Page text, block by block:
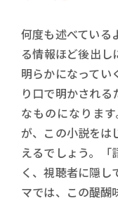
何度も述べている
る情報ほど後出し
明らかになってい
り口で明かされる
なものになりま
が、この小説をは
えるでしょう。「
く、視聴者に隠し
マでは、この醍醐